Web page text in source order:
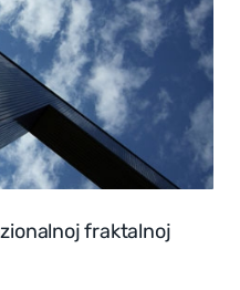
fraktalnoj